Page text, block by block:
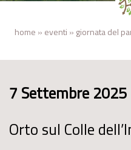
home » eventi » giornata del
7 Settembre 2025
Orto sul Colle